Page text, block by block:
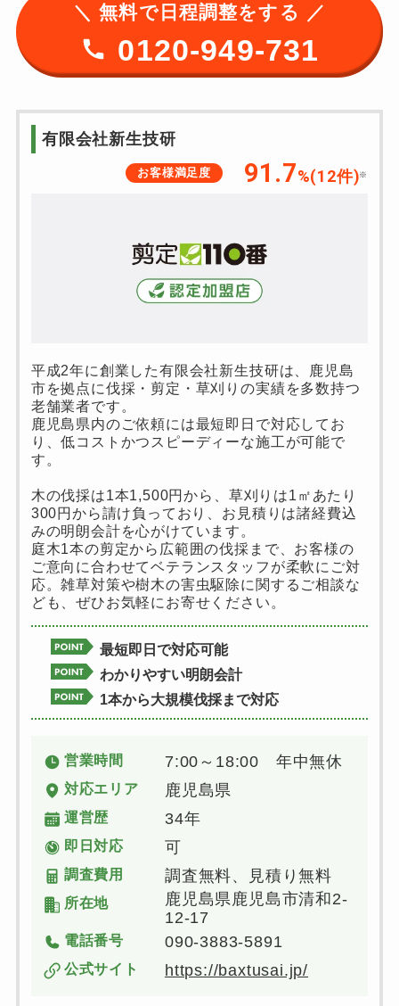
＼ 無料で日程調整をする ／
0120-949-731
有限会社新生技研
お客様満足度 91.7%(12件)※
平成2年に創業した有限会社新生技研は、鹿児島
市を拠点に伐採・剪定・草刈りの実績を多数持つ
老舗業者です。
鹿児島県内のご依頼には最短即日で対応してお
り、低コストかつスピーディーな施工が可能で
す。
木の伐採は1本1,500円から、草刈りは1㎡あたり
300円から請け負っており、お見積りは諸経費込
みの明朗会計を心がけています。
庭木1本の剪定から広範囲の伐採まで、お客様の
ご意向に合わせてベテランスタッフが柔軟にご対
応。雑草対策や樹木の害虫駆除に関するご相談な
ども、ぜひお気軽にお寄せください。
最短即日で対応可能
わかりやすい明朗会計
1本から大規模伐採まで対応
営業時間 7:00～18:00 年中無休
対応エリア 鹿児島県
運営歴 34年
即日対応 可
調査費用 調査無料、見積り無料
所在地
鹿児島県鹿児島市清和2-
12-17
電話番号 090-3883-5891
公式サイト https://baxtusai.jp/